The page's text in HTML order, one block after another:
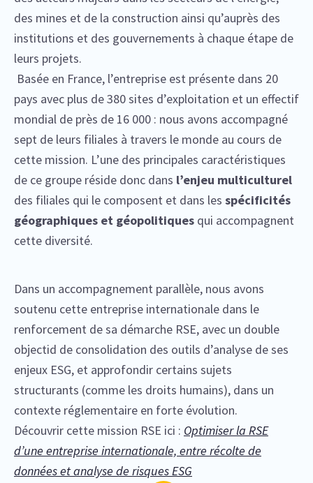
des mines et de la construction ainsi qu’auprès des
institutions et des gouvernements à chaque étape de
leurs projets.
Basée en France, l’entreprise est présente dans 20
pays avec plus de 380 sites d’exploitation et un effectif
mondial de près de 16 000 : nous avons accompagné
sept de leurs filiales à travers le monde au cours de
cette mission. L’une des principales caractéristiques
de ce groupe réside donc dans l’enjeu multiculturel
des filiales qui le composent et dans les spécificités
géographiques et géopolitiques qui accompagnent
cette diversité.
Dans un accompagnement parallèle, nous avons
soutenu cette entreprise internationale dans le
renforcement de sa démarche RSE, avec un double
objectid de consolidation des outils d’analyse de ses
enjeux ESG, et approfondir certains sujets
structurants (comme les droits humains), dans un
contexte réglementaire en forte évolution.
Découvrir cette mission RSE ici : Optimiser la RSE
d’une entreprise internationale, entre récolte de
données et analyse de risques ESG